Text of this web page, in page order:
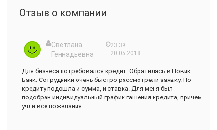
Отзыв о компании
Светлана
Геннадьевна
23:39
20.05.2018
Для бизнеса потребовался кредит. Обратилась в Новик
Банк. Сотрудники очень быстро рассмотрели заявку. По
кредиту подошла и сумма, и ставка. Для меня был
подобран индивидуальный график гашения кредита, причем
учли все пожелания.